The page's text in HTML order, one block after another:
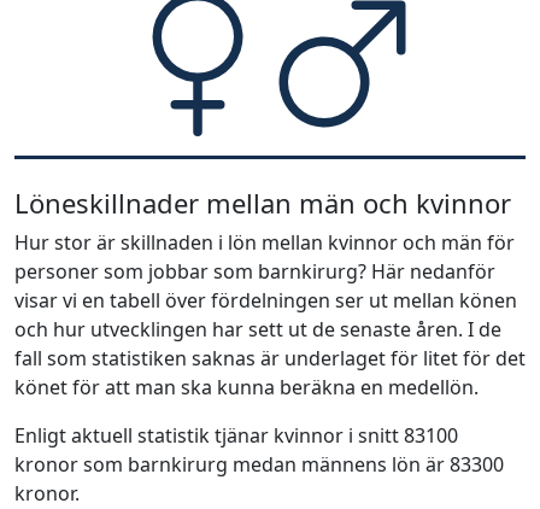
Löneskillnader mellan män och kvinnor
Hur stor är skillnaden i lön mellan kvinnor och män för
personer som jobbar som barnkirurg? Här nedanför
visar vi en tabell över fördelningen ser ut mellan könen
och hur utvecklingen har sett ut de senaste åren. I de
fall som statistiken saknas är underlaget för litet för det
könet för att man ska kunna beräkna en medellön.
Enligt aktuell statistik tjänar kvinnor i snitt 83100
kronor som barnkirurg medan männens lön är 83300
kronor.